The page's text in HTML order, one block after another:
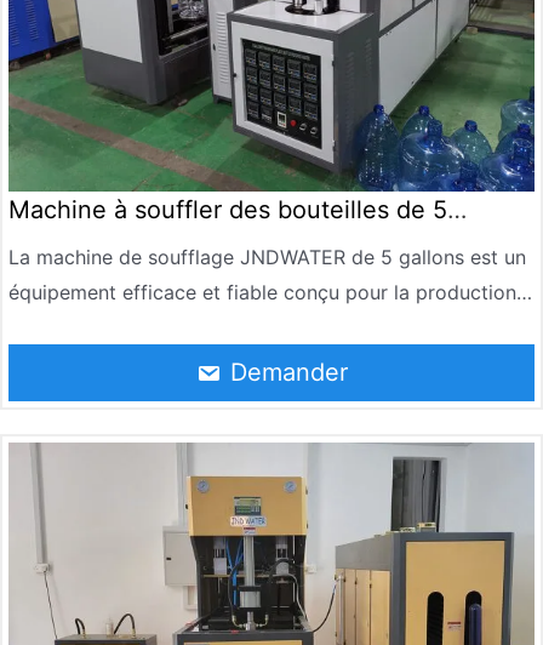
Machine à souffler des bouteilles de 5
gallons
La machine de soufflage JNDWATER de 5 gallons est un
équipement efficace et fiable conçu pour la production
120 BPH par heure. Il est largement utilisé dans la
fabrication d’eau potable, d’eau purifiée et de bouteilles
Demander